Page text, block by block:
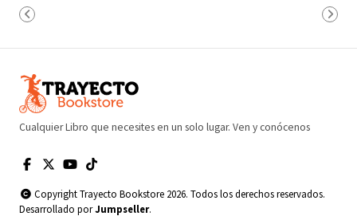
Cualquier Libro que necesites en un solo lugar. Ven y conócenos
Copyright Trayecto Bookstore 2026. Todos los derechos reservados.
Desarrollado porJumpseller.